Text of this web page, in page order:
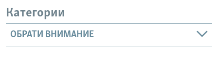
Категории
ОБРАТИ ВНИМАНИЕ